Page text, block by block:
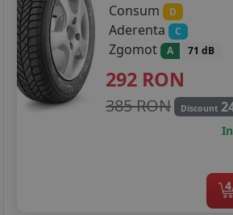
Consum
D
Aderenta C
Zgomot A 71 dB
292 RON
385 RON Discount
4